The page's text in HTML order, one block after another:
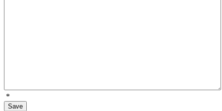
*
Save